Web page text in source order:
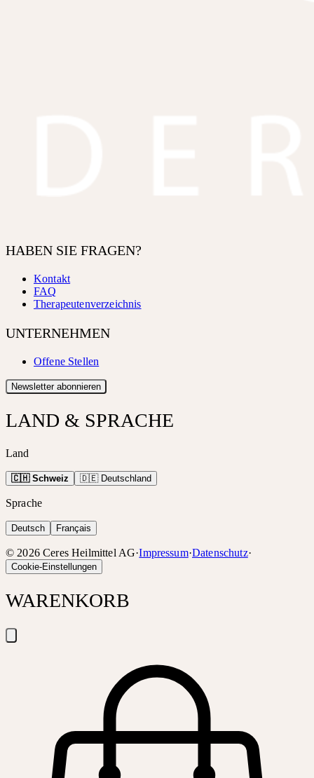
HABEN SIE FRAGEN?
Kontakt
FAQ
Therapeutenverzeichnis
UNTERNEHMEN
Offene Stellen
Newsletter abonnieren
LAND & SPRACHE
Land
🇨🇭 Schweiz 🇩🇪 Deutschland
Sprache
Deutsch Français
© 2026 Ceres Heilmittel AG·Impressum·Datenschutz·
Cookie-Einstellungen
WARENKORB